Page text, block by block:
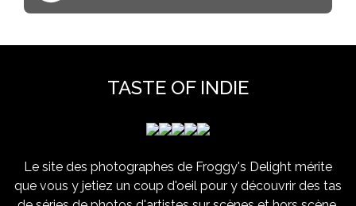
TASTE OF INDIE
Le site des photographes de Froggy's Delight mérite
que vous y jetiez un coup d'oeil pour y découvrir des tas